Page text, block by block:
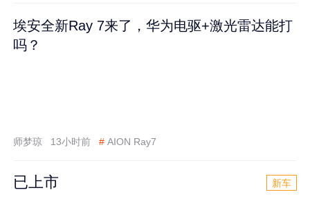
埃安全新Ray 7来了，华为电驱+激光雷达能打
吗？
师梦琼 13小时前 # AION Ray7
已上市 新车